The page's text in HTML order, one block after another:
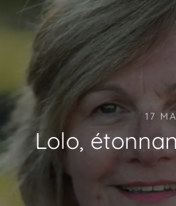
17
Lolo,